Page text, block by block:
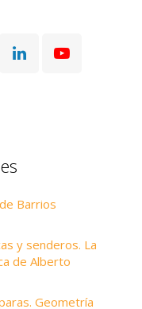
Barrios
y senderos. La
de Alberto
Geometría